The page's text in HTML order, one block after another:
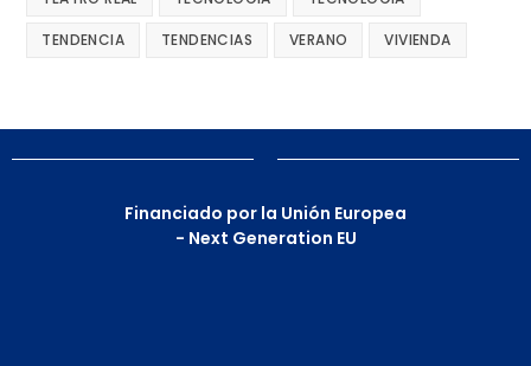
TENDENCIA TENDENCIAS VERANO VIVIENDA
Financiado por la Unión Europea
- Next Generation EU